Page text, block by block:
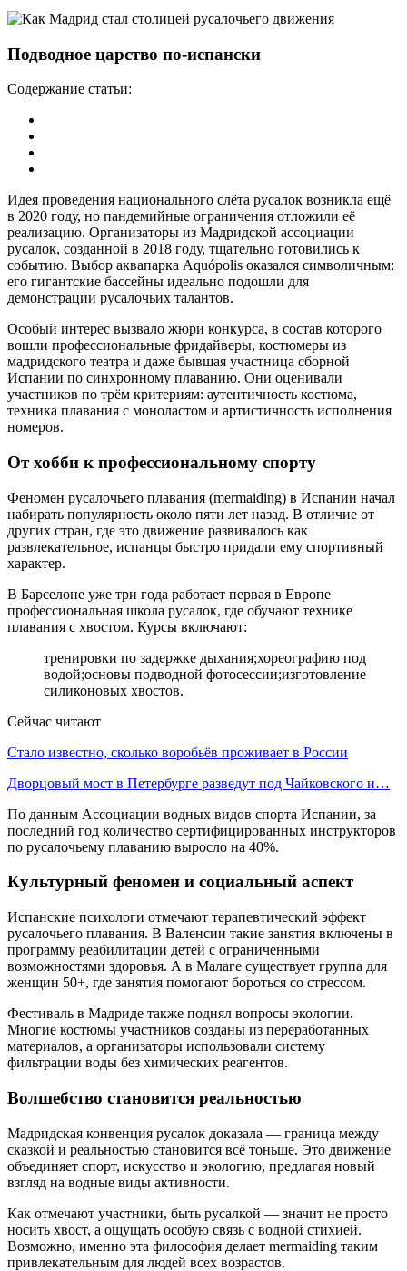
Подводное царство по-испански
Содержание статьи:
Идея проведения национального слёта русалок возникла ещё
в 2020 году, но пандемийные ограничения отложили её
реализацию. Организаторы из Мадридской ассоциации
русалок, созданной в 2018 году, тщательно готовились к
событию. Выбор аквапарка Aquópolis оказался символичным:
его гигантские бассейны идеально подошли для
демонстрации русалочьих талантов.
Особый интерес вызвало жюри конкурса, в состав которого
вошли профессиональные фридайверы, костюмеры из
мадридского театра и даже бывшая участница сборной
Испании по синхронному плаванию. Они оценивали
участников по трём критериям: аутентичность костюма,
техника плавания с моноластом и артистичность исполнения
номеров.
От хобби к профессиональному спорту
Феномен русалочьего плавания (mermaiding) в Испании начал
набирать популярность около пяти лет назад. В отличие от
других стран, где это движение развивалось как
развлекательное, испанцы быстро придали ему спортивный
характер.
В Барселоне уже три года работает первая в Европе
профессиональная школа русалок, где обучают технике
плавания с хвостом. Курсы включают:
тренировки по задержке дыхания;хореографию под
водой;основы подводной фотосессии;изготовление
силиконовых хвостов.
Сейчас читают
Стало известно, сколько воробьёв проживает в России
Дворцовый мост в Петербурге разведут под Чайковского и…
По данным Ассоциации водных видов спорта Испании, за
последний год количество сертифицированных инструкторов
по русалочьему плаванию выросло на 40%.
Культурный феномен и социальный аспект
Испанские психологи отмечают терапевтический эффект
русалочьего плавания. В Валенсии такие занятия включены в
программу реабилитации детей с ограниченными
возможностями здоровья. А в Малаге существует группа для
женщин 50+, где занятия помогают бороться со стрессом.
Фестиваль в Мадриде также поднял вопросы экологии.
Многие костюмы участников созданы из переработанных
материалов, а организаторы использовали систему
фильтрации воды без химических реагентов.
Волшебство становится реальностью
Мадридская конвенция русалок доказала — граница между
сказкой и реальностью становится всё тоньше. Это движение
объединяет спорт, искусство и экологию, предлагая новый
взгляд на водные виды активности.
Как отмечают участники, быть русалкой — значит не просто
носить хвост, а ощущать особую связь с водной стихией.
Возможно, именно эта философия делает mermaiding таким
привлекательным для людей всех возрастов.